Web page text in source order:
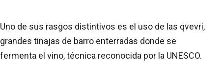
Uno de sus rasgos distintivos es el uso de las qvevri,
grandes tinajas de barro enterradas donde se
fermenta el vino, técnica reconocida por la UNESCO.